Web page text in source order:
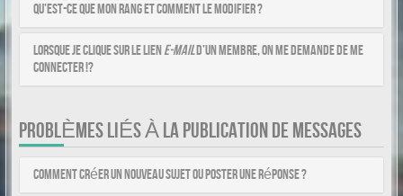
Qu’est-ce que mon rang et comment le modifier ?
Lorsque je clique sur le liene-maild’un membre, on me demande de me
connecter !?
PROBLÈMES LIÉS À LA PUBLICATION DE MESSAGES
Comment créer un nouveau sujet ou poster une réponse ?